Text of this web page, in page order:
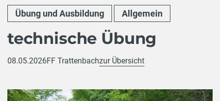
Übung und Ausbildung Allgemein
technische Übung
08.05.2026FF Trattenbachzur Übersicht